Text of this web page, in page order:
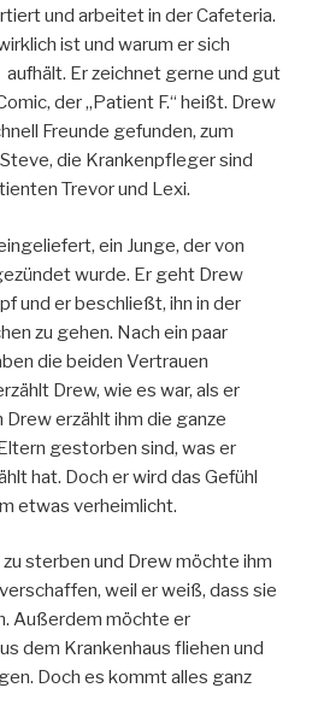
und arbeitet in der Cafeteria.
ist und warum er sich
Er zeichnet gerne und gut
der „Patient F.“ heißt. Drew
Freunde gefunden, zum
die Krankenpfleger sind
Trevor und Lexi.
ein Junge, der von
wurde. Er geht Drew
und er beschließt, ihn in der
zu gehen. Nach ein paar
die beiden Vertrauen
Drew, wie es war, als er
Drew erzählt ihm die ganze
gestorben sind, was er
hat. Doch er wird das Gefühl
etwas verheimlicht.
sterben und Drew möchte ihm
weil er weiß, dass sie
Außerdem möchte er
dem Krankenhaus fliehen und
Doch es kommt alles ganz